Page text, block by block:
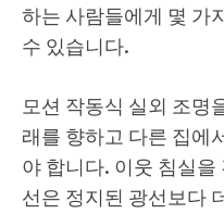
하는 사람들에게 몇 가
수 있습니다.
모션 작동식 실외 조명
래를 향하고 다른 집에
야 합니다. 이웃 침실
선은 정지된 광선보다